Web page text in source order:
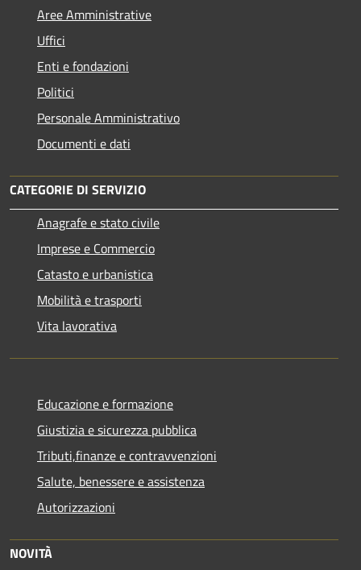
Aree Amministrative
Uffici
Enti e fondazioni
Politici
Personale Amministrativo
Documenti e dati
CATEGORIE DI SERVIZIO
Anagrafe e stato civile
Imprese e Commercio
Catasto e urbanistica
Mobilità e trasporti
Vita lavorativa
Educazione e formazione
Giustizia e sicurezza pubblica
Tributi,finanze e contravvenzioni
Salute, benessere e assistenza
Autorizzazioni
NOVITÀ